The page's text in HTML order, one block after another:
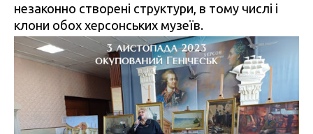
незаконно створені структури, в тому числі і
клони обох херсонських музеїв.